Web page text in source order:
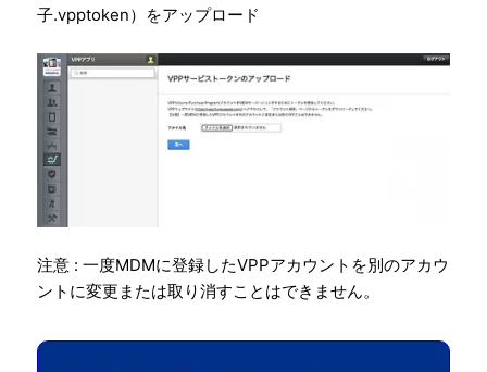
子.vpptoken）をアップロード
注意 : 一度MDMに登録したVPPアカウントを別のアカウ
ントに変更または取り消すことはできません。